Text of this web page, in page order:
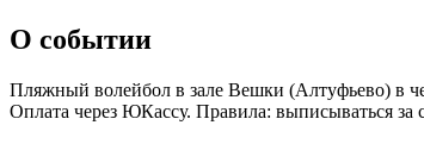
О событии
Пляжный волейбол в зале Вешки (Алтуфьево) в
Оплата через ЮКассу. Правила: выписываться